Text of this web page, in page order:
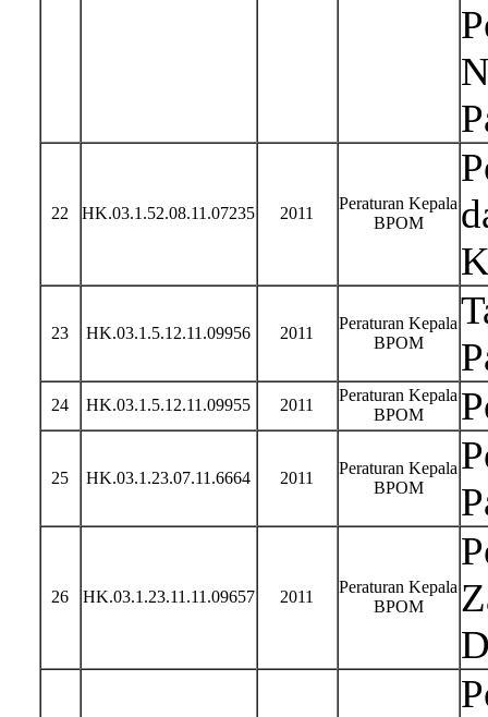
22 HK.03.1.52.08.11.07235 2011
Peraturan Kepala
BPOM
23 HK.03.1.5.12.11.09956 2011
Peraturan Kepala
BPOM
24 HK.03.1.5.12.11.09955 2011
Peraturan Kepala
BPOM
25 HK.03.1.23.07.11.6664 2011
Peraturan Kepala
BPOM
26 HK.03.1.23.11.11.09657 2011
Peraturan Kepala
BPOM